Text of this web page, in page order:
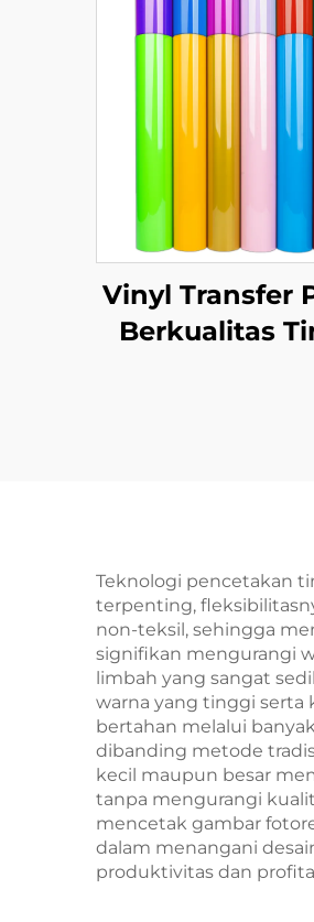
Vinyl Transfer
Berkualitas
Teknologi pencetakan
terpenting,
non-teksil, sehingga
signifikan mengurangi
limbah yang sangat
warna yang tinggi serta
bertahan melalui
dibanding metode
kecil maupun besar
tanpa mengurangi
mencetak gambar
dalam menangani
produktivitas dan